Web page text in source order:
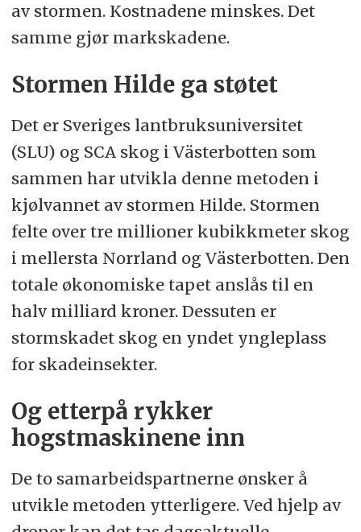
av stormen. Kostnadene minskes. Det
samme gjør markskadene.
Stormen Hilde ga støtet
Det er Sveriges lantbruksuniversitet
(SLU) og SCA skog i Västerbotten som
sammen har utvikla denne metoden i
kjølvannet av stormen Hilde. Stormen
felte over tre millioner kubikkmeter skog
i mellersta Norrland og Västerbotten. Den
totale økonomiske tapet anslås til en
halv milliard kroner. Dessuten er
stormskadet skog en yndet yngleplass
for skadeinsekter.
Og etterpå rykker
hogstmaskinene inn
De to samarbeidspartnerne ønsker å
utvikle metoden ytterligere. Ved hjelp av